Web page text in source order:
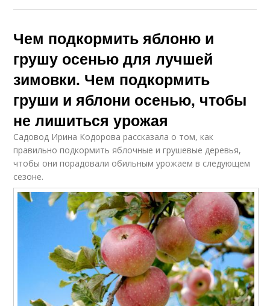
Чем подкормить яблоню и
грушу осенью для лучшей
зимовки. Чем подкормить
груши и яблони осенью, чтобы
не лишиться урожая
Садовод Ирина Кодорова рассказала о том, как
правильно подкормить яблочные и грушевые деревья,
чтобы они порадовали обильным урожаем в следующем
сезоне.